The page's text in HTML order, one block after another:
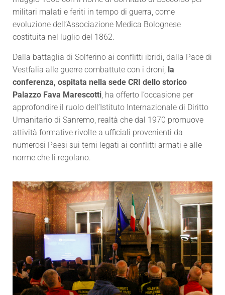
militari malati e feriti in tempo di guerra, come
evoluzione dell’Associazione Medica Bolognese
costituita nel luglio del 1862.
Dalla battaglia di Solferino ai conflitti ibridi, dalla Pace di
Vestfalia alle guerre combattute con i droni, la
conferenza, ospitata nella sede CRI dello storico
Palazzo Fava Marescotti, ha offerto l’occasione per
approfondire il ruolo dell’Istituto Internazionale di Diritto
Umanitario di Sanremo, realtà che dal 1970 promuove
attività formative rivolte a ufficiali provenienti da
numerosi Paesi sui temi legati ai conflitti armati e alle
norme che li regolano.